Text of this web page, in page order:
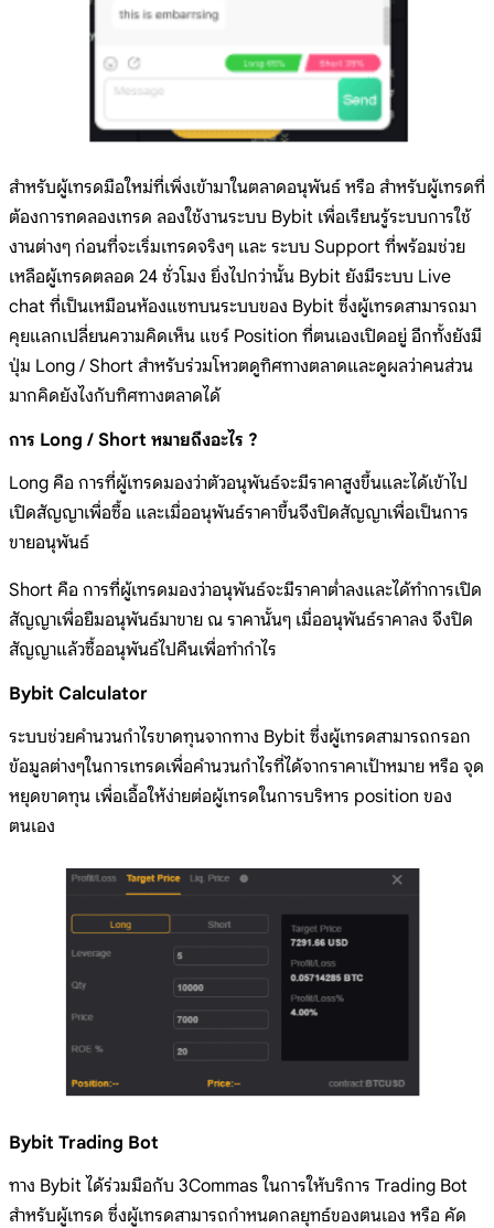
สำหรับผู้เทรดมือใหม่ที่เพิ่งเข้ามาในตลาดอนุพันธ์ หรือ สำหรับผู้เทรดที่
ต้องการทดลองเทรด ลองใช้งานระบบ Bybit เพื่อเรียนรู้ระบบการใช้
งานต่างๆ ก่อนที่จะเริ่มเทรดจริงๆ และ ระบบ Support ที่พร้อมช่วย
เหลือผู้เทรดตลอด 24 ชั่วโมง ยิ่งไปกว่านั้น Bybit ยังมีระบบ Live
chat ที่เป็นเหมือนห้องแชทบนระบบของ Bybit ซึ่งผู้เทรดสามารถมา
คุยแลกเปลี่ยนความคิดเห็น แชร์ Position ที่ตนเองเปิดอยู่ อีกทั้งยังมี
ปุ่ม Long / Short สำหรับร่วมโหวตดูทิศทางตลาดและดูผลว่าคนส่วน
มากคิดยังไงกับทิศทางตลาดได้
การ Long / Short หมายถึงอะไร ?
Long คือ การที่ผู้เทรดมองว่าตัวอนุพันธ์จะมีราคาสูงขึ้นและได้เข้าไป
เปิดสัญญาเพื่อซื้อ และเมื่ออนุพันธ์ราคาขึ้นจึงปิดสัญญาเพื่อเป็นการ
ขายอนุพันธ์
Short คือ การที่ผู้เทรดมองว่าอนุพันธ์จะมีราคาต่ำลงและได้ทำการเปิด
สัญญาเพื่อยืมอนุพันธ์มาขาย ณ ราคานั้นๆ เมื่ออนุพันธ์ราคาลง จึงปิด
สัญญาแล้วซื้ออนุพันธ์ไปคืนเพื่อทำกำไร
Bybit Calculator
ระบบช่วยคำนวนกำไรขาดทุนจากทาง Bybit ซึ่งผู้เทรดสามารถกรอก
ข้อมูลต่างๆในการเทรดเพื่อคำนวนกำไรที่ได้จากราคาเป้าหมาย หรือ จุด
หยุดขาดทุน เพื่อเอื้อให้ง่ายต่อผู้เทรดในการบริหาร position ของ
ตนเอง
Bybit Trading Bot
ทาง Bybit ได้ร่วมมือกับ 3Commas ในการให้บริการ Trading Bot
สำหรับผู้เทรด ซึ่งผู้เทรดสามารถกำหนดกลยุทธ์ของตนเอง หรือ คัด